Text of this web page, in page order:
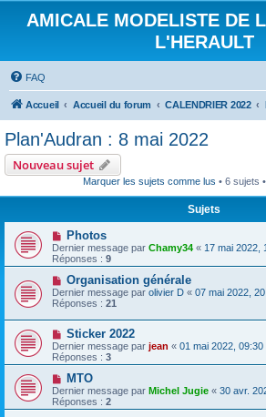
AMICALE MODELISTE DE
L'HERAULT
FAQ
Accueil Accueil du forum CALENDRIER 2022
Plan'Audran : 8 mai 2022
Nouveau sujet
Marquer les sujets comme lus • 6 sujets
Sujets
Photos
Dernier message par Chamy34 « 17 mai 2022,
Réponses : 9
Organisation générale
Dernier message par olivier D « 07 mai 2022,
Réponses : 21
Sticker 2022
Dernier message par jean « 01 mai 2022, 09:30
Réponses : 3
MTO
Dernier message par Michel Jugie « 30 avr.
Réponses : 2